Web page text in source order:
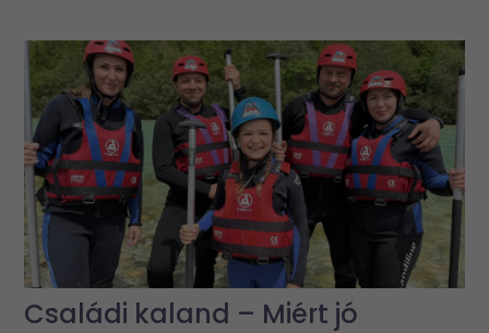
Családi kaland – Miért jó